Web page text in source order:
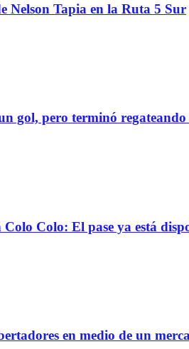
Nelson Tapia en la Ruta 5 Sur
gol, pero terminó
Colo: El pase ya está
en medio de un